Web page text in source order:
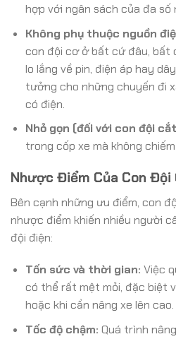
hợp với ngân sách của đa số
Không phụ thuộc nguồn
con đội cơ ở bất cứ đâu, bất
lo lắng về pin, điện áp hay
tưởng cho những chuyến đi
có điện.
Nhỏ gọn (đối với con đội
trong cốp xe mà không
Nhược Điểm Của Con Đội
Bên cạnh những ưu điểm, con
nhược điểm khiến nhiều người
đội điện:
Tốn sức và thời gian: Việc
có thể rất mệt mỏi, đặc biệt
hoặc khi cần nâng xe lên cao.
Tốc độ chậm: Quá trình